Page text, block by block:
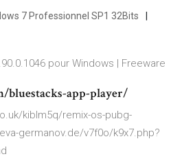
7 Professionnel SP1 32Bits
pour Windows | Freeware
bluestacks-app-player/
kiblm5q/remix-os-pubg-
germanov.de/v7f0o/k9x7.php?